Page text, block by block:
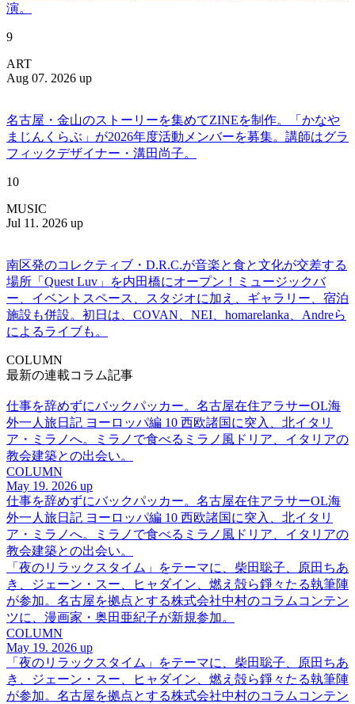
演。
9
ART
Aug 07. 2026 up
名古屋・金山のストーリーを集めてZINEを制作。「かなや
まじんくらぶ」が2026年度活動メンバーを募集。講師はグラ
フィックデザイナー・溝田尚子。
10
MUSIC
Jul 11. 2026 up
南区発のコレクティブ・D.R.C.が⾳楽と⾷と⽂化が交差する
場所「Quest Luv」を内田橋にオープン！ミュージックバ
ー、イベントスペース、スタジオに加え、ギャラリー、宿泊
施設も併設。初日は、COVAN、NEI、homarelanka、Andreら
によるライブも。
COLUMN
最新の連載コラム記事
仕事を辞めずにバックパッカー。名古屋在住アラサーOL海
外一人旅日記 ヨーロッパ編 10 西欧諸国に突入、北イタリ
ア・ミラノへ。ミラノで食べるミラノ風ドリア、イタリアの
教会建築との出会い。
COLUMN
May 19. 2026 up
仕事を辞めずにバックパッカー。名古屋在住アラサーOL海
外一人旅日記 ヨーロッパ編 10 西欧諸国に突入、北イタリ
ア・ミラノへ。ミラノで食べるミラノ風ドリア、イタリアの
教会建築との出会い。
「夜のリラックスタイム」をテーマに、柴田聡子、原田ちあ
き、ジェーン・スー、ヒャダイン、燃え殻ら錚々たる執筆陣
が参加。名古屋を拠点とする株式会社中村のコラムコンテン
ツに、漫画家・奥田亜紀子が新規参加。
COLUMN
May 19. 2026 up
「夜のリラックスタイム」をテーマに、柴田聡子、原田ちあ
き、ジェーン・スー、ヒャダイン、燃え殻ら錚々たる執筆陣
が参加。名古屋を拠点とする株式会社中村のコラムコンテン